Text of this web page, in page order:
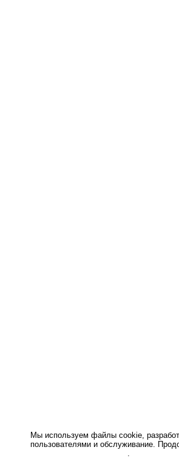
Мы используем файлы cookie,
пользователями и обслуживание.
.